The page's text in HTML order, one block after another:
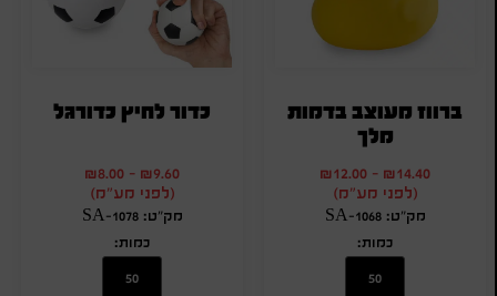
ברווז מעוצב בדמות
מלך
₪14.40
-
₪12.00
(לפני מע"מ)
מק"ט: SA-1068
כמות:
כדור לחיץ כדורגל
₪9.60
-
₪8.00
(לפני מע"מ)
מק"ט: SA-1078
כמות: